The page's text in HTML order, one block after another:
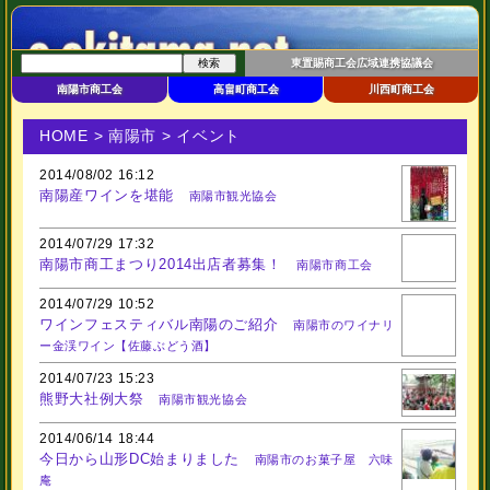
南陽市商工会 高畠町商工会 川西町商工会
東置賜商工会広域連携協議会
HOME > 南陽市 > イベント
2014/08/02 16:12
南陽産ワインを堪能 南陽市観光協会
2014/07/29 17:32
南陽市商工まつり2014出店者募集！ 南陽市商工会
2014/07/29 10:52
ワインフェスティバル南陽のご紹介
南陽市のワイナリ
ー金渓ワイン【佐藤ぶどう酒】
2014/07/23 15:23
熊野大社例大祭 南陽市観光協会
2014/06/14 18:44
今日から山形DC始まりました
南陽市のお菓子屋 六味
庵